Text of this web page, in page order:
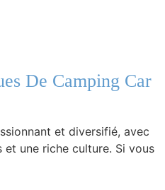
De Camping Car
et diversifié, avec
une riche culture. Si vous